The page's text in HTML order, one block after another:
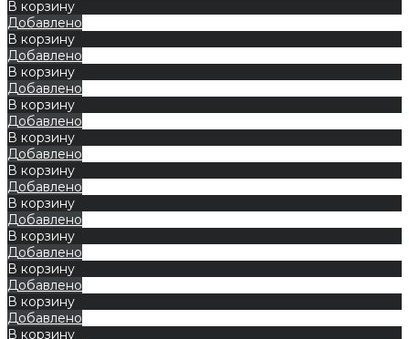
В корзину
Добавлено
В корзину
Добавлено
В корзину
Добавлено
В корзину
Добавлено
В корзину
Добавлено
В корзину
Добавлено
В корзину
Добавлено
В корзину
Добавлено
В корзину
Добавлено
В корзину
Добавлено
В корзину